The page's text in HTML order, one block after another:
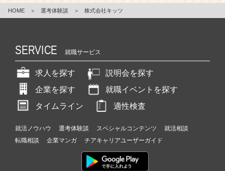
e
e
HOME ＞ 選考体験談 ＞ 株式会社キッツ
SERVICE 就職サービス
求人を探す
説明会を探す
企業を探す
就職イベントを探す
タイムライン
適性検査
就活ノウハウ 選考体験談 スペシャルコンテンツ
就活相談
転職相談
企業マンガ チアキャリアユーザーガイド